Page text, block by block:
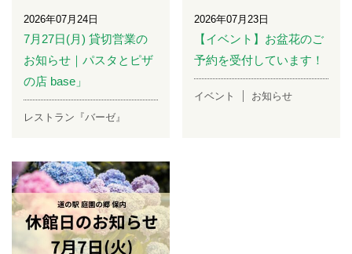
2026年07月24日
7月27日(月) 貸切営業の
お知らせ｜パスタとピザ
の店 base」
レストラン『バーゼ』
2026年07月23日
【イベント】お盆花のご
予約を受付しています！
イベント お知らせ